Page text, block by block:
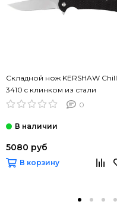
Складной нож KERSHAW Chill
3410 c клинком из стали
8Cr13MoV, рукоять G10
0
5080 руб
В корзину